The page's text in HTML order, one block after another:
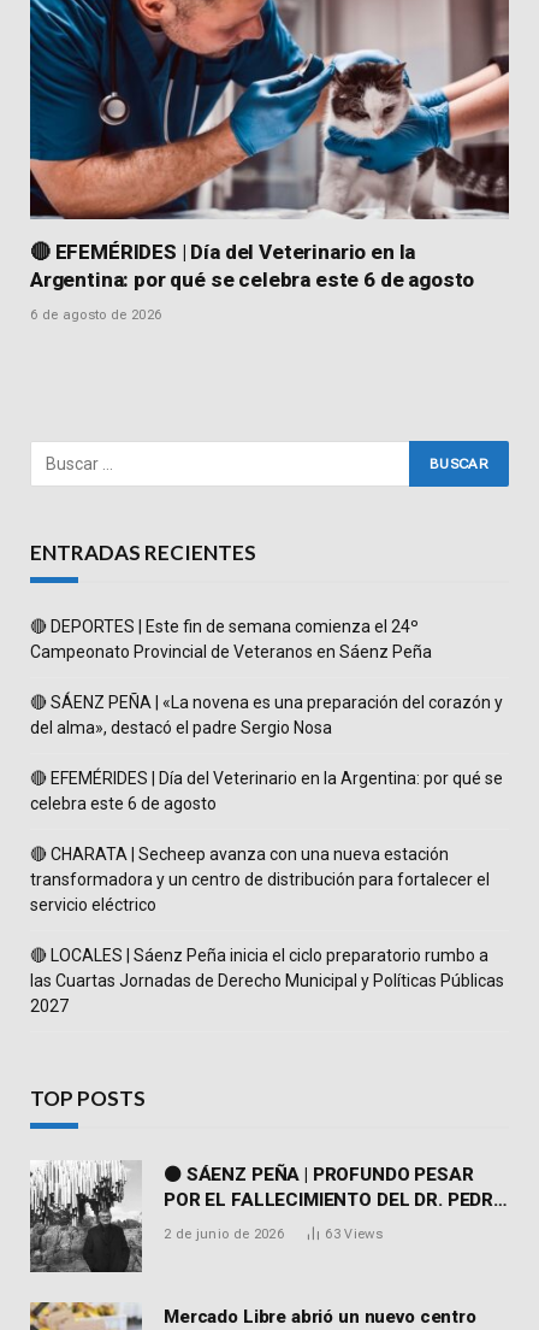
🔴 EFEMÉRIDES | Día del Veterinario en la
Argentina: por qué se celebra este 6 de agosto
6 de agosto de 2026
ENTRADAS RECIENTES
🔴 DEPORTES | Este fin de semana comienza el 24º
Campeonato Provincial de Veteranos en Sáenz Peña
🔴 SÁENZ PEÑA | «La novena es una preparación del corazón y
del alma», destacó el padre Sergio Nosa
🔴 EFEMÉRIDES | Día del Veterinario en la Argentina: por qué se
celebra este 6 de agosto
🔴 CHARATA | Secheep avanza con una nueva estación
transformadora y un centro de distribución para fortalecer el
servicio eléctrico
🔴 LOCALES | Sáenz Peña inicia el ciclo preparatorio rumbo a
las Cuartas Jornadas de Derecho Municipal y Políticas Públicas
2027
TOP POSTS
⚫ SÁENZ PEÑA | PROFUNDO PESAR
POR EL FALLECIMIENTO DEL DR. PEDRO
MARTORELL
2 de junio de 2026 63Views
Mercado Libre abrió un nuevo centro